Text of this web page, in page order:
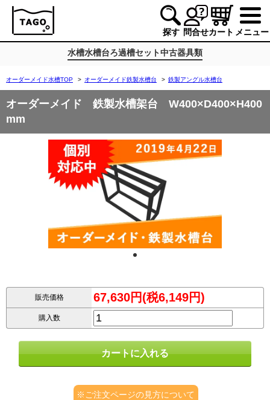
探す 問合せカート メニュー
水槽水槽台ろ過槽セット中古器具類
オーダーメイド水槽TOP > オーダーメイド鉄製水槽台 > 鉄製アングル水槽台
オーダーメイド 鉄製水槽架台 W400×D400×H400
mm
販売価格 67,630円(税6,149円)
購入数
※ご注文ページの見方について